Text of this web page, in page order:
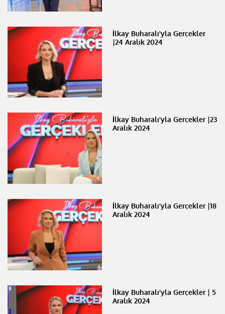
İlkay Buharalı'yla Gerçekler
|24 Aralık 2024
İlkay Buharalı'yla Gerçekler |23
Aralık 2024
İlkay Buharalı'yla Gerçekler |18
Aralık 2024
İlkay Buharalı'yla Gerçekler | 5
Aralık 2024